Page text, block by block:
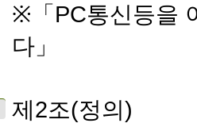
※「PC통신등을
다」
제2조(정의)